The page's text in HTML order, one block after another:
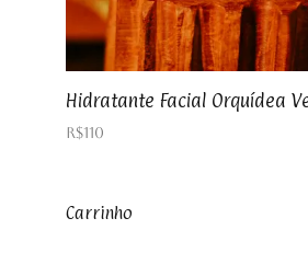
Hidratante Facial Orquídea
R$110
Carrinho